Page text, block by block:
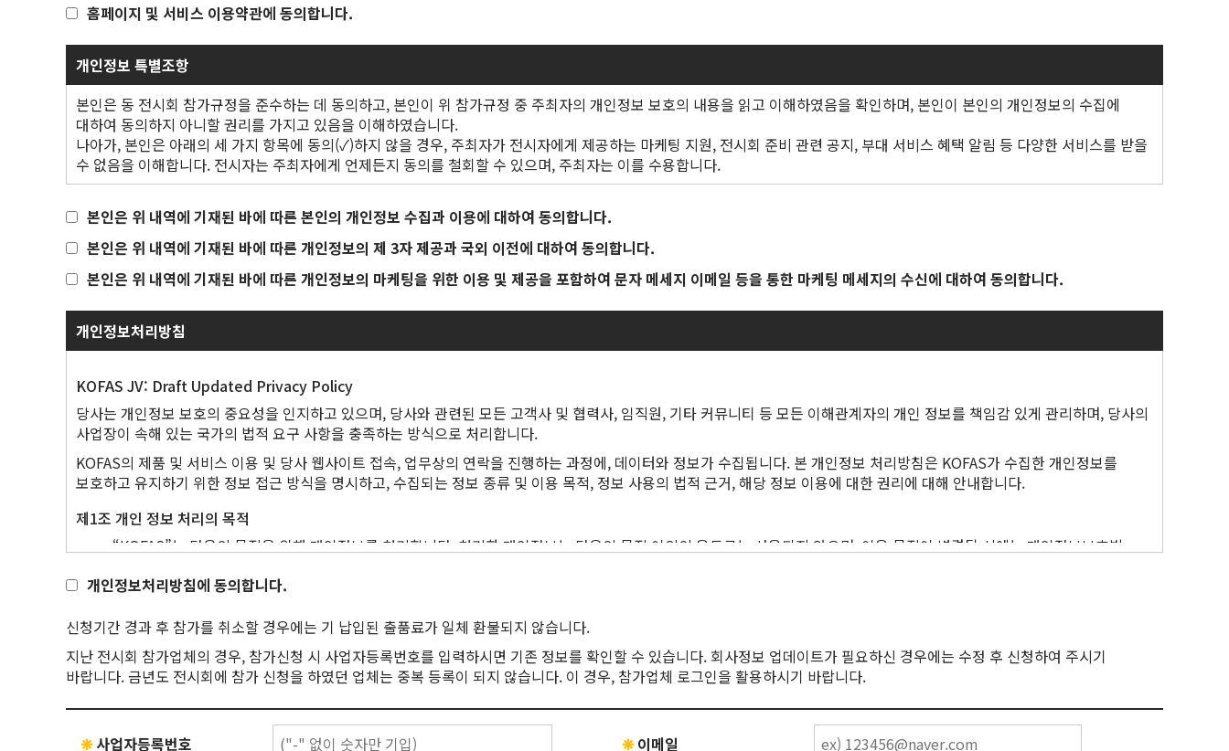
전시자는 참가신청서에 명시된 지불 조건에 따라 참가비를 지불해야 합니다.
전시자가 주최자가 지정한 은행 계좌 외 다른 계좌로 참가비를 지불하는 경우, 주최자는 이에 대한 책임을 지지 않습니다.
참가비 미납 시 주최자는 다음과 같은 조치를 취할 수 있습니다: (i) 전시회 및 전시장 접근 거부 (ii) 패키지 제공 거부 및/또는 철회 (iii) 연체이자를 복리로 부과
참가비는 계약된 총액이 주최자에게 지불되어야 하며, 모든 결제 및 이체 수수료와 관련 세금은 전시자가 부담합니다.
원천세를 납부해야 하는 경우, 전시자는 세무 당국에 직접 납부하고 주최자에게 유효한 증명서를 제공해야 합니다.
주최자가 전시자 매뉴얼 또는 서면으로 안내하는 특정 서비스 이용 비용은 전시자가 부담하며, 장치사와 직접 계약을 통해 지불해야 합니다.
4. 전시자의 일반 의무사항
전시자는 다음 사항을 준수해야 한다: (i) 모든 법률(뇌물 수수 방지, 부패 방지, 무역 제재, 현대판 노예 방지법 및 수출 통제와 관련된 모든 법률 포함) (ii) 주최자 및/또는
전시장 소유자가 패키지와 관련해 공표하는 모든 규칙(건강, 안전 및 보안 관련 필수 사항 포함) (iii) 매뉴얼에 명시된 조항(모든 운영과 관련된 필요 사항 포함)
전시자는 다음의 내용을 보증하고 수행한다: (i) 동 계약을 체결하고 의무를 수행할 권리, 자격 및 권한 보유 (ii) 계약에 서명하거나 법적으로 수락하는 당사자가 필요한 권한
보유
전시자와 전시자의 직원은 다음의 행위를 해서는 안 된다: (i) 주최자, 전시장 소유자 및/또는 참석자에게 불쾌감을 주는 행위 (ii) 전시회 평판에 부정적인 영향을 미칠 수 있는
행위 (iii) 전시장 및 전시자가 소유하지 않은 고정물/부속품에 손상을 일으키는 행위
전시자는 주최자와 선의로 협력하며, 주최자의 요청에 따라 정보를 정확히 제공해야 한다.
전시자는 여권, 사증 및 기타 입국 서류를 취득할 책임이 있으며, 실패 시 참가비를 전액 납부해야 한다.
전시자는 출품하는 모든 제품, 서비스 및 자료 등에 필요한 승인을 얻을 책임이 있다.
전시자 및 직원은 허가되지 않은 촬영, 녹음, 송신을 금지하며, 위반 시 자료를 주최자에게 제공하거나 폐기해야 한다.
전시자는 주최자가 촬영한 사진, 영상, 녹음의 독점적 소유권을 인정하며, 해당 결과물을 보상 없이 사용할 수 있음을 동의한다.
전시자는 참가비와 매뉴얼 조항이 기밀 정보임을 인정하고, 이를 제삼자에게 누설하지 않는다.
5. 주최자의 개인정보 보호
주최자와 전시자는 개인정보 처리에 각자의 책임이 있음을 인정하며, 관련 법령을 준수해야 한다. (i) 개인정보보호법 및 GDPR 규정을 준수 (ii) 상대방이 요청할 경우 협조
(iii) 위반 사항이 발생 시 지체 없이 통보 및 협력
전시자는 주최자로부터 받은 데이터 리스트를 다음과 같이 사용해야 한다: (i) 데이터 리스트를 기밀 문서로 취급 (ii) 초기 접촉 목적으로만 사용 (iii) 요청 시 데이터를
안전하게 삭제 (iv) 관련 문의 발생 시 주최자와 협력
6. 전시 공간에 대한 특별 조항
주최자는 전시회의 최선의 이익을 위해 전시회의 도면이나 전시 공간의 수치를 변경할 수 있으며, 크기, 모양, 또는 전시 공간의 위치 및/또는 전시회 부스 및/또는 입구와
전시장까지의 접근 통로를 바꿀 수 있는 권한을 갖는다. 전시자가 신청한 전시 공간의 크기가 축소된 경우, 전시자는 전시 공간과 관련하여 지불해야 하는 참가비에 비례하여
환불을 받게 된다.
주최자는 전시자가 전시회에서 전시품을 전시할 목적으로 전시 공간을 사용할 수 있도록 허용한다. 전시 공간 사용은 소유권이 전시자에게 있지 않으며, 전시 공간에
자료를 배포하거나 유세하듯 전시장 내를 이동하며 영업 활동을 해서는 안 되며, 타인이 이러한 행동을 하도록 허용해서도 안 된다.
전시자는 다음을 수행해야 한다. (i) 전시회 개최 시 전시 공간을 점유해야 하고, (ii) 전시회 기간 동안 항상 전시 공간 및 그 안에 있는 부스에 (a) 적격 직원이 배치될 수 있도록
2025년 1월 31일까지
총 참가비의 30%를 위약금으로 납부
2025년 2월 1일부터
총 참가비의 100%를 위약금으로 납부
*참가비 납부 시 은행 수수료는 참가사 부담입니다.
* 참가 신청 후, 부스 면적을 축소할 경우에는 기존 참가신청서 접수 시점이 아닌 변경 시점의 해당 할인율이 적용되며, 축소한 면적에 대해서는 아래의 취소 규정에 적용된 일정에
따라 위약금이 적용됩니다.
* 전시자가 계약을 취소하는 경우, 주최자에게 서면으로 취소 통보를 해야 하며, 취소 날짜에 따른 위약금을 하기와 같이 납입해야 합니다. 또한, 전시자는 참가기업 디지털쇼룸 내
기업 정보도 삭제됨에 동의 합니다.
나) 서면 통보
다) 전시회 홈페이지(www.kofas.org) 내 게시
코아미인포마마켓이 이메일(E-mail) 통보 또는 서면 통보의 방법으로 본 약관을 개정한다는 사실과 개정된 내용을 회원에게 알릴 때에는 회원이 코아미인포마마켓에 제공한
이메일(E-mail) 주소나 주소지 중 가장 최근에 제공된 곳으로 통보합니다.
본 조의 규정에 따라 개정된 약관은 원칙적으로 그 효력 발생일로부터 유효합니다.
본 조의 통지 방법과 통지의 효력은 본 약관의 각 조항에서 규정하는 개별적이거나 전체적인 통지의 경우에 이를 준용합니다.
제3조 (전시회 홈페이지)
코아미인포마마켓은 회원에 대한 효율적인 전시회 서비스를 제공하기 위하여 전시회 홈페이지를 운영하며, 본 약관은 회원이 전시회 홈페이지에서 제공하는 각종 전시회
관련 서비스를 이용하는 데 필요한 사항을 규정합니다.
전시회 홈페이지를 이용할 수 있는 회원은 전시회 참가업체와 전시회 참관객(바이어)을 포함합니다.
코아미인포마마켓은 참가업체 회원이 아닌 참관객(바이어) 회원에게 일부 서비스를 제한할 수 있습니다.
코아미인포마마켓은 전시회 홈페이지 운영과 관련하여 관계 법령과 이 약관이 금지하거나 미풍양속을 거스르는 행위를 하지 않으며, 이 약관이 정하는 바에 따라 지속적이고
안정적으로 상품과 서비스를 제공하고자 최선을 다합니다.
제4조 (홈페이지 서비스의 내용 및 변경)
가) 전시회 관련 제반 정보의 제공
나) 전시회 참가신청 등 각종 신청
다) 전시회 참관접수
라) 기타 코아미인포마마켓이 정하는 업무
코아미인포마마켓은 전시회 홈페이지를 통한 전시회 서비스의 매매와 관련하여 서비스의 내용 및 기술적 사양에 변경 등이 있을 때에는 장차 체결되는 계약에 따라 제공할
서비스의 내용을 변경할 수 있습니다. 그리고 이 때문에 해당 회원에게 손해가 발생하고 이 손해가 코아미인포마마켓의 고의 또는 과실에 기인하였다면 코아미인포마마켓은
그에 대한 배상 책임을 집니다.
밝혀 현재의 서비스의 내용을 게시한 곳에 그 제공일자 이전 7일 전부터 공지합니다. 단, 변동내용을 구체적으로 공지하기가 어려울 때에는 7일 전에 그 취지와 공지할 수
제5조 (홈페이지 서비스의 중단)
코아미인포마마켓은 컴퓨터 등 정보통신설비의 점검 · 보수 · 교체 및 고장, 통신의 두절 등의 사유가 발생했을 때에는 홈페이지 서비스의 제공을 일시적으로 중단할 수
본 조 제1항의 사유로 코아미인포마마켓이 홈페이지 서비스를 중단하고자 할 때에는 이메일(E-mail)을 발송하거나 전시회 홈페이지에 게시하는 방법으로 회원에게
홈페이지 서비스 중단 사실을 알립니다.
홈페이지 및 서비스 이용약관에 동의합니다.
개인정보 특별조항
본인은 동 전시회 참가규정을 준수하는 데 동의하고, 본인이 위 참가규정 중 주최자의 개인정보 보호의 내용을 읽고 이해하였음을 확인하며, 본인이 본인의 개인정보의 수집에
대하여 동의하지 아니할 권리를 가지고 있음을 이해하였습니다.
나아가, 본인은 아래의 세 가지 항목에 동의(✓)하지 않을 경우, 주최자가 전시자에게 제공하는 마케팅 지원, 전시회 준비 관련 공지, 부대 서비스 혜택 알림 등 다양한 서비스를 받을
수 없음을 이해합니다. 전시자는 주최자에게 언제든지 동의를 철회할 수 있으며, 주최자는 이를 수용합니다.
본인은 위 내역에 기재된 바에 따른 본인의 개인정보 수집과 이용에 대하여 동의합니다.
본인은 위 내역에 기재된 바에 따른 개인정보의 제 3자 제공과 국외 이전에 대하여 동의합니다.
본인은 위 내역에 기재된 바에 따른 개인정보의 마케팅을 위한 이용 및 제공을 포함하여 문자 메세지 이메일 등을 통한 마케팅 메세지의 수신에 대하여 동의합니다.
개인정보처리방침
KOFAS JV: Draft Updated Privacy Policy
당사는 개인정보 보호의 중요성을 인지하고 있으며, 당사와 관련된 모든 고객사 및 협력사, 임직원, 기타 커뮤니티 등 모든 이해관계자의 개인 정보를 책임감 있게 관리하며, 당사의
사업장이 속해 있는 국가의 법적 요구 사항을 충족하는 방식으로 처리합니다.
KOFAS의 제품 및 서비스 이용 및 당사 웹사이트 접속, 업무상의 연락을 진행하는 과정에, 데이터와 정보가 수집됩니다. 본 개인정보 처리방침은 KOFAS가 수집한 개인정보를
보호하고 유지하기 위한 정보 접근 방식을 명시하고, 수집되는 정보 종류 및 이용 목적, 정보 사용의 법적 근거, 해당 정보 이용에 대한 권리에 대해 안내합니다.
제1조 개인 정보 처리의 목적
“KOFAS”는 다음의 목적을 위해 개인정보를 처리합니다. 처리한 개인정보는 다음의 목적 이외의 용도로는 사용되지 않으며, 이용 목적이 변경될 시에는 개인정보보호법
필요 시, 정보주체로부터 받은 개인정보는 유효한 동의를 바탕으로 정보가 처리되며, 그 외의 경우 계약상 또는 기타 법적 의무를 바탕으로 처리할 수 있습니다.
제품 및 서비스의 구매, 제품 문의 및 정보 요청, 계정 관리의 일환으로 정보주체의 성명 및 국가, 직함, 회사 정보, 우편 주소, 이메일 주소, 전화번호, 소속 회사, 업무 내용 등에
대한 세부 정보를 수집합니다.
온라인 비대면, 대면 미팅, 또는 전화로 당사에 대한 내용이나, 당사의 제품이나 서비스에 대한 문의를 한 경우, 당사는 계약을 체결하기 전에 정보주체의 개인정보를
활용하여 문의 내용에 답변하거나 특정 요청에 따른 조치를 취하기 위해 정보 요청 문의자의 이메일 주소와 연락처 정보를 사용합니다. 영업 담당자와 유선 통화 시, 통화
내용은 교육 훈련 및 모니터링 목적으로 녹음될 수 있습니다. 후자의 경우, 사전 고지 후 정보주체의 개인정보 처리를 최소화하기 위한 특정한 기술 조치를 적용합니다. (예:
신분 정보는 가능한 범위 내 삭제됩니다.)
시험사용을 포함한 제품 또는 서비스를 등록하거나 구매 확정 또는 문의 단계의 경우에도 정보주체의 개인정보는 해당 제품 또는 서비스 제공 및 소통, 계약 이행에 따른 결제
개인정보처리방침에 동의합니다.
신청기간 경과 후 참가를 취소할 경우에는 기 납입된 출품료가 일체 환불되지 않습니다.
지난 전시회 참가업체의 경우, 참가신청 시 사업자등록번호를 입력하시면 기존 정보를 확인할 수 있습니다. 회사정보 업데이트가 필요하신 경우에는 수정 후 신청하여 주시기
바랍니다. 금년도 전시회에 참가 신청을 하였던 업체는 중복 등록이 되지 않습니다. 이 경우, 참가업체 로그인을 활용하시기 바랍니다.
❋사업자등록번호 ❋이메일